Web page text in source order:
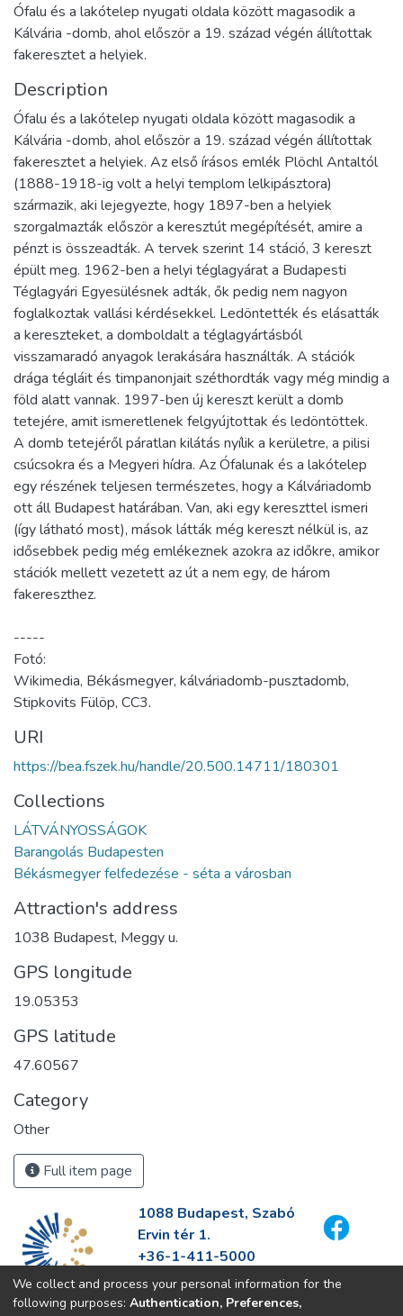
Ófalu és a lakótelep nyugati oldala között magasodik a
Kálvária -domb, ahol először a 19. század végén állítottak
fakeresztet a helyiek.
Description
Ófalu és a lakótelep nyugati oldala között magasodik a
Kálvária -domb, ahol először a 19. század végén állítottak
fakeresztet a helyiek. Az első írásos emlék Plöchl Antaltól
(1888-1918-ig volt a helyi templom lelkipásztora)
származik, aki lejegyezte, hogy 1897-ben a helyiek
szorgalmazták először a keresztút megépítését, amire a
pénzt is összeadták. A tervek szerint 14 stáció, 3 kereszt
épült meg. 1962-ben a helyi téglagyárat a Budapesti
Téglagyári Egyesülésnek adták, ők pedig nem nagyon
foglalkoztak vallási kérdésekkel. Ledöntették és elásatták
a kereszteket, a domboldalt a téglagyártásból
visszamaradó anyagok lerakására használták. A stációk
drága tégláit és timpanonjait széthordták vagy még mindig a
föld alatt vannak. 1997-ben új kereszt került a domb
tetejére, amit ismeretlenek felgyújtottak és ledöntöttek.
A domb tetejéről páratlan kilátás nyílik a kerületre, a pilisi
csúcsokra és a Megyeri hídra. Az Ófalunak és a lakótelep
egy részének teljesen természetes, hogy a Kálváriadomb
ott áll Budapest határában. Van, aki egy kereszttel ismeri
(így látható most), mások látták még kereszt nélkül is, az
idősebbek pedig még emlékeznek azokra az időkre, amikor
stációk mellett vezetett az út a nem egy, de három
fakereszthez.
-----
Fotó:
Wikimedia, Békásmegyer, kálváriadomb-pusztadomb,
Stipkovits Fülöp, CC3.
URI
https://bea.fszek.hu/handle/20.500.14711/180301
Collections
LÁTVÁNYOSSÁGOK
Barangolás Budapesten
Békásmegyer felfedezése - séta a városban
Attraction's address
1038 Budapest, Meggy u.
GPS longitude
19.05353
GPS latitude
47.60567
Category
Other
Full item page
1088 Budapest, Szabó
Ervin tér 1.
+36-1-411-5000
info@fszek.hu
https://fszek.hu
We collect and process your personal information for the
following purposes: Authentication, Preferences,